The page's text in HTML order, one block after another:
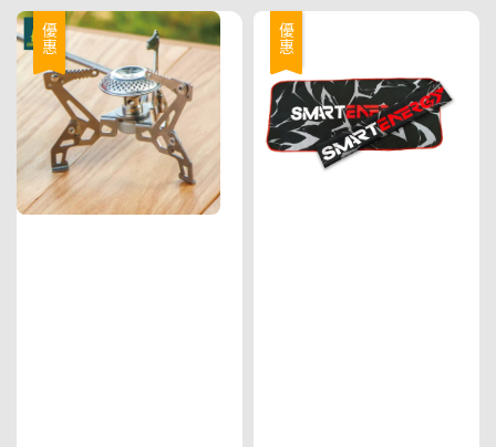
優惠 優惠